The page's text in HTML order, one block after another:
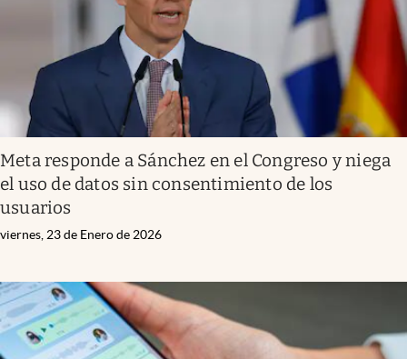
Meta responde a Sánchez en el Congreso y niega
el uso de datos sin consentimiento de los
usuarios
viernes, 23 de Enero de 2026